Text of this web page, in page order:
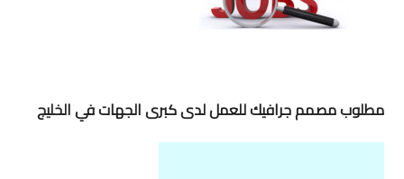
مطلوب مصمم جرافيك للعمل لدى كبرى الجهات في الخليج